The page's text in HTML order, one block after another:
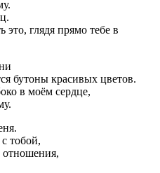
это, глядя прямо тебе в
бутоны красивых цветов.
в моём сердце,
тобой,
отношения,